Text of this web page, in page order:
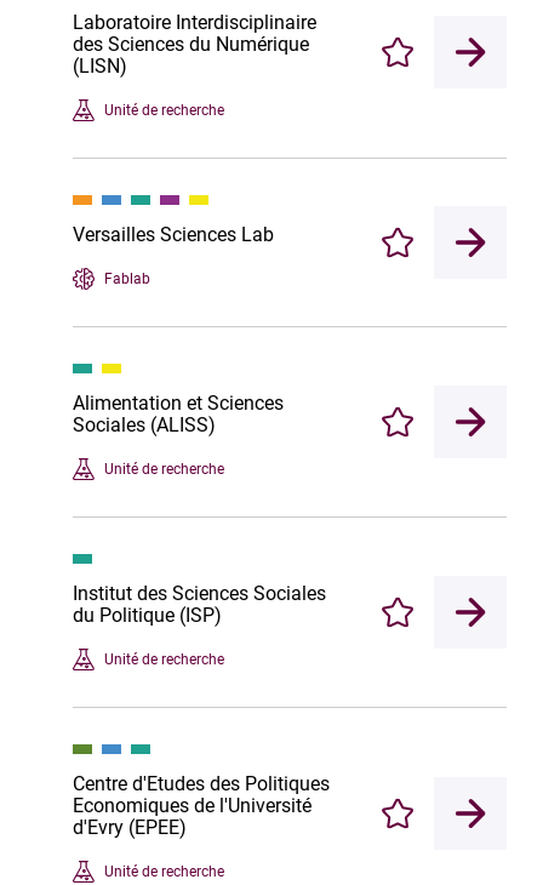
Laboratoire Interdisciplinaire
des Sciences du Numérique
(LISN)
Unité de recherche
Enregistrer
Versailles Sciences Lab
Fablab
Enregistrer
Alimentation et Sciences
Sociales (ALISS)
Unité de recherche
Enregistrer
Institut des Sciences Sociales
du Politique (ISP)
Unité de recherche
Enregistrer
Centre d'Etudes des Politiques
Economiques de l'Université
d'Evry (EPEE)
Unité de recherche
Enregistrer